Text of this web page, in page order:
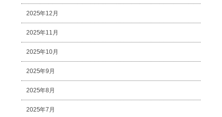
2025年12月
2025年11月
2025年10月
2025年9月
2025年8月
2025年7月